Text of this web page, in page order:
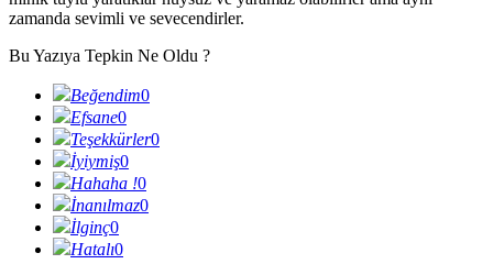
zamanda sevimli ve sevecendirler.
Bu Yazıya Tepkin Ne Oldu ?
Beğendim0
Efsane0
Teşekkürler0
İyiymiş0
Hahaha !0
İnanılmaz0
İlginç0
Hatalı0